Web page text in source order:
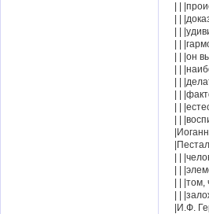
| |
| |
| |
| |
| | |он
| |
| |
| |
| |
| |
| |
| |
| |
| |
|И.Ф.